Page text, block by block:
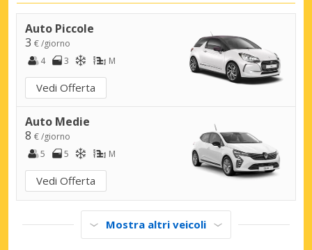
Auto Piccole
3 € /giorno
4
3 M
Vedi Offerta
Auto Medie
8 € /giorno
5
5 M
Vedi Offerta
Mostra altri veicoli